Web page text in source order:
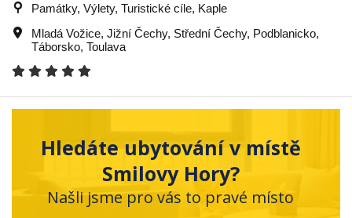
Památky, Výlety, Turistické cíle, Kaple
Mladá Vožice, Jižní Čechy, Střední Čechy, Podblanicko,
Táborsko, Toulava
Hledáte ubytování v místě
Smilovy Hory?
Našli jsme pro vás to pravé místo